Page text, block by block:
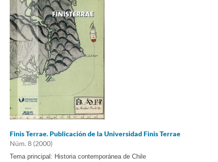
Finis Terrae. Publicación de la Universidad Finis Terrae
Núm. 8 (2000)
Tema principal: Historia contemporánea de Chile